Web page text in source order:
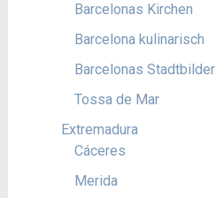
Barcelonas Kirchen
Barcelona kulinarisch
Barcelonas Stadtbilder
Tossa de Mar
Extremadura
Cáceres
Merida